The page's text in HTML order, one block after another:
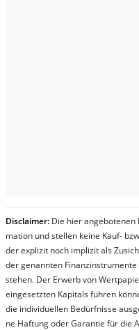
Dis­clai­mer: Die hier
ma­t­ion und stel­len kei­ne Kauf-
der ex­pli­zit noch im­pli­zit als
der ge­nan­nt­en
steh­en. Der Er­werb von
ein­ge­setz­ten Ka­pi­tals füh­ren
die in­di­vi­du­el­len Be­dür­fnis­se
ne Haf­tung oder Ga­ran­tie für die